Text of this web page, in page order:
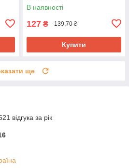
В наявності
127 ₴ 139,70 ₴
Купити
ще
відгука за рік